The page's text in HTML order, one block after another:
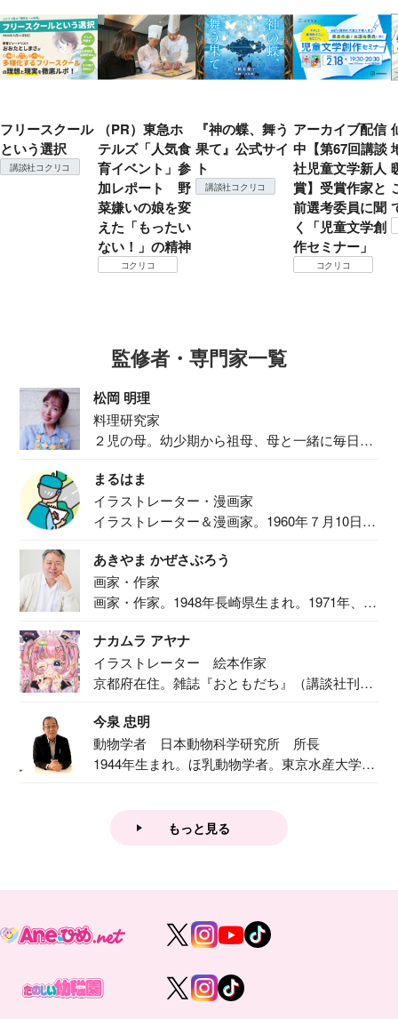
フリースクール
という選択
講談社コクリコ
（PR）東急ホ
テルズ「人気食
育イベント」参
加レポート 野
菜嫌いの娘を変
えた「もったい
ない！」の精神
コクリコ
『神の蝶、舞う
果て』公式サイ
ト
講談社コクリコ
アーカイブ配信
中【第67回講談
社児童文学新人
賞】受賞作家と
前選考委員に聞
く「児童文学創
作セミナー」
コクリコ
監修者・専門家一覧
松岡 明理
料理研究家
２児の母。幼少期から祖母、母と一緒に毎日の
まるはま
イラストレーター・漫画家
イラストレーター＆漫画家。1960年７月10日生
あきやま かぜさぶろう
画家・作家
画家・作家。1948年長崎県生まれ。1971年、
ナカムラ アヤナ
イラストレーター 絵本作家
京都府在住。雑誌『おともだち』（講談社刊）
今泉 忠明
動物学者 日本動物科学研究所 所長
1944年生まれ。ほ乳動物学者。東京水産大学卒
もっと見る